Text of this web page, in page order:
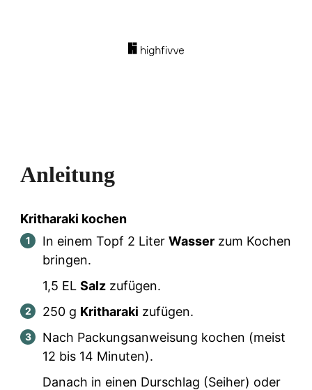
Anleitung
Kritharaki kochen
In einem Topf 2 Liter Wasser zum Kochen
bringen.
1,5 EL Salz zufügen.
250 g Kritharaki zufügen.
Nach Packungsanweisung kochen (meist
12 bis 14 Minuten).
Danach in einen Durschlag (Seiher) oder